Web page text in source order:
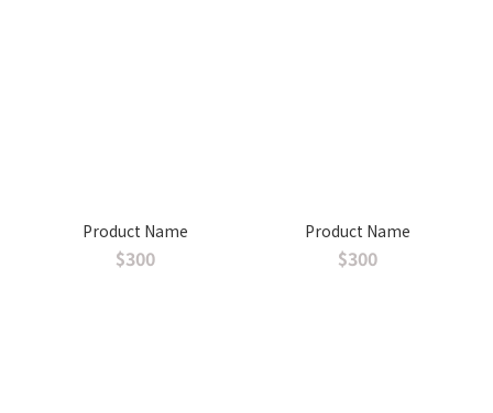
Product Name
$300
Product Name
$300